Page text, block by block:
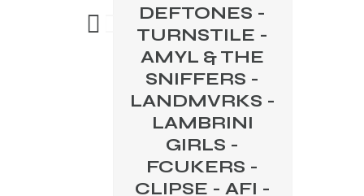
DEFTONES -
TURNSTILE -
AMYL & THE
SNIFFERS -
LANDMVRKS -
LAMBRINI
GIRLS -
FCUKERS -
CLIPSE - AFI -